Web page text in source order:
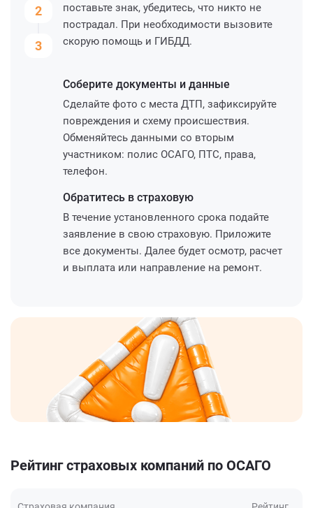
2
3
поставьте знак, убедитесь, что никто не
пострадал. При необходимости вызовите
скорую помощь и ГИБДД.
Соберите документы и данные
Сделайте фото с места ДТП, зафиксируйте
повреждения и схему происшествия.
Обменяйтесь данными со вторым
участником: полис ОСАГО, ПТС, права,
телефон.
Обратитесь в страховую
В течение установленного срока подайте
заявление в свою страховую. Приложите
все документы. Далее будет осмотр, расчет
и выплата или направление на ремонт.
Рейтинг страховых компаний по ОСАГО